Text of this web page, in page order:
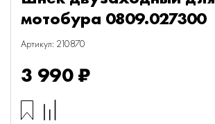
мотобура 0809.027300
Артикул: 210870
3 990 ₽